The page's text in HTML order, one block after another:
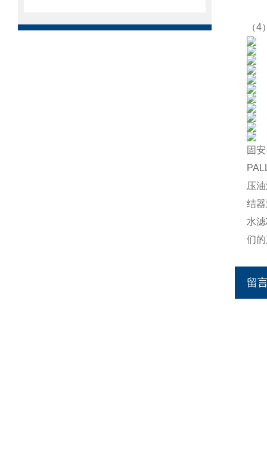
（
固
压
结
水
们
留